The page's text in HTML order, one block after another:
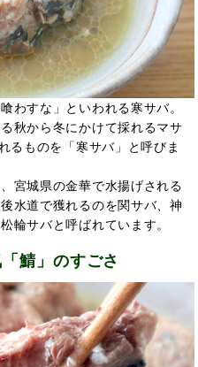
わすな」といわれる寒サバ。
秋から冬にかけて採れるマサ
るものを「寒サバ」と呼びま
宮城県の金華で水揚げされる
水道で獲れるのを関サバ、神
輪サバと呼ばれています。
鯖」のすごさ